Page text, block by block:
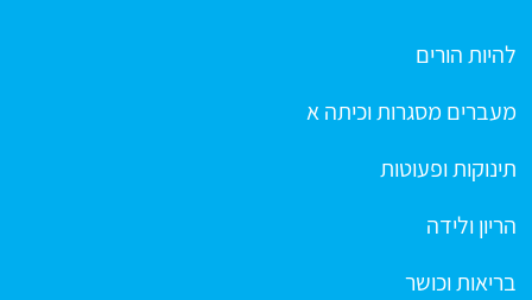
להיות הורים
מעברים מסגרות וכיתה א
תינוקות ופעוטות
הריון ולידה
בריאות וכושר